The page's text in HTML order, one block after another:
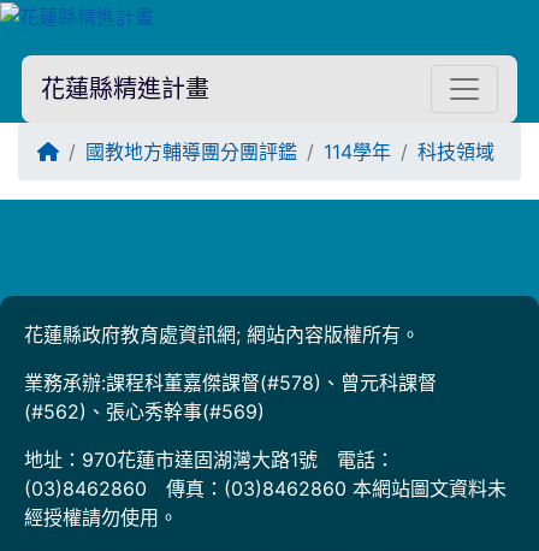
花蓮縣精進計畫
回首頁國教地方輔導團分團評鑑 114學年 科技領域
花蓮縣政府教育處資訊網; 網站內容版權所有。
業務承辦:課程科董嘉傑課督(#578)、曾元科課督
(#562)、張心秀幹事(#569)
地址：970花蓮市達固湖灣大路1號 電話：
(03)8462860 傳真：(03)8462860 本網站圖文資料未
經授權請勿使用。